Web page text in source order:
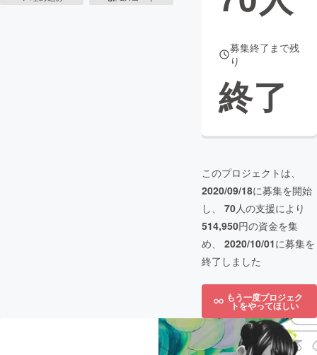
募集終了まで残
り
終了
このプロジェクトは、
2020/09/18に募集を開始
し、 70人の支援により
514,950円の資金を集
め、 2020/10/01に募集を
終了しました
もう一度プロジェク
トをやってほしい